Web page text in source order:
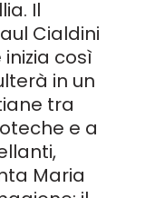
Il
Cialdini
così
in un
tra
e a
Maria